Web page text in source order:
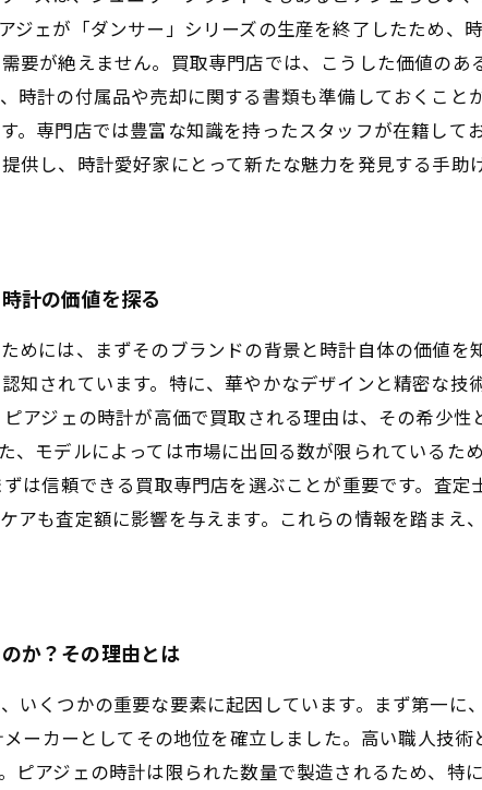
ジェが「ダンサー」シリーズの生産を終了したため、
要が絶えません。買取専門店では、こうした価値の
時計の付属品や売却に関する書類も準備しておくこと
。専門店では豊富な知識を持ったスタッフが在籍して
供し、時計愛好家にとって新たな魅力を発見する手助
計の価値を探る
めには、まずそのブランドの背景と時計自体の価値を
知されています。特に、華やかなデザインと精密な
アジェの時計が高価で買取される理由は、その希少
、モデルによっては市場に出回る数が限られているた
は信頼できる買取専門店を選ぶことが重要です。査
アも査定額に影響を与えます。これらの情報を踏ま
か？その理由とは
いくつかの重要な要素に起因しています。まず第一に
ーカーとしてその地位を確立しました。高い職人技
ピアジェの時計は限られた数量で製造されるため、特